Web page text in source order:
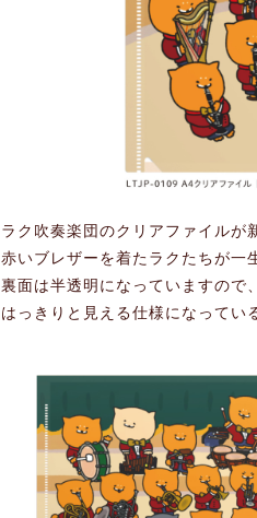
ラク吹奏楽団のクリアファイルが
赤いブレザーを着たラクたちが一
裏面は半透明になっていますので
はっきりと見える仕様になって